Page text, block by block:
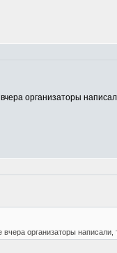
организаторы
организаторы